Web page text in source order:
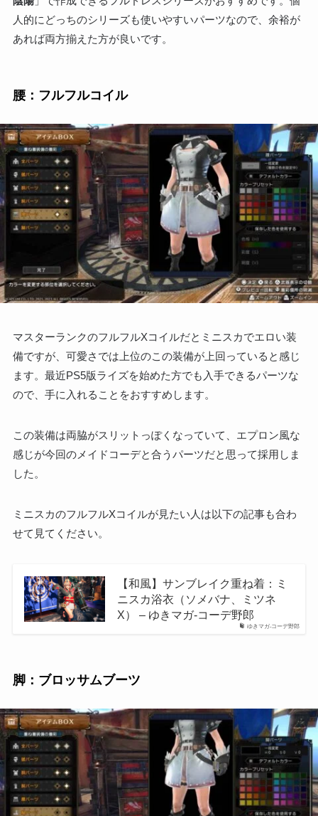
人的にどっちのシリーズも使いやすいパーツなので、余裕が
あれば両方揃えた方が良いです。
腰：フルフルコイル
マスターランクのフルフルXコイルだとミニスカでエロい装
備ですが、可愛さでは上位のこの装備が上回っていると感じ
ます。最近PS5版ライズを始めた方でも入手できるパーツな
ので、手に入れることをおすすめします。
この装備は両脇がスリットっぽくなっていて、エプロン風な
感じが今回のメイドコーデと合うパーツだと思って採用しま
した。
ミニスカのフルフルXコイルが見たい人は以下の記事も合わ
せて見てください。
ゆきマガ-コーデ野郎
【和風】サンブレイク重ね着：ミ
ニスカ浴衣（ソメバナ、ミツネ
X） – ゆきマガ-コーデ野郎
脚：ブロッサムブーツ